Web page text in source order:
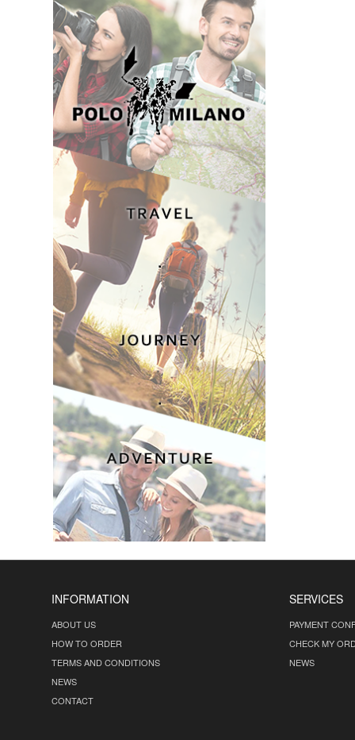
INFORMATION
ABOUT US
HOW TO ORDER
TERMS AND CONDITIONS
NEWS
CONTACT
SERVICES
PAYMENT
CHECK MY
NEWS